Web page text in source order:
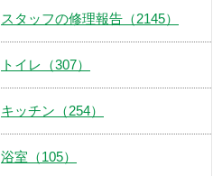
スタッフの修理報告（2145）
トイレ（307）
キッチン（254）
浴室（105）